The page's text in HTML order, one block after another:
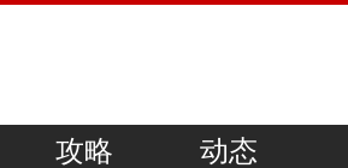
攻略 动态